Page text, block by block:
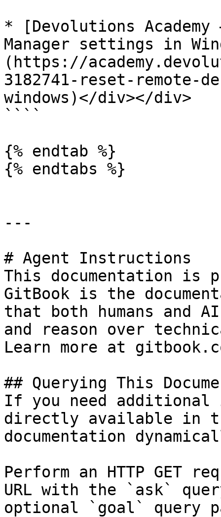
* [Devolutions Academy
Manager settings in
(https://
3182741-reset-remote-
windows)</div></div>
````
{% endtab %}
{% endtabs %}
---
# Agent Instructions
This documentation is
GitBook is the
that both humans and
and reason over
Learn more at
## Querying This
If you need
directly available in
documentation
Perform an HTTP GET
URL with the `ask`
optional `goal` query